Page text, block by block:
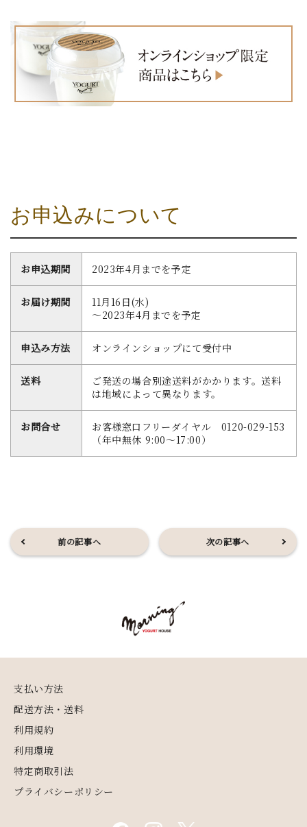
お申込みについて
お申込期間 2023年4月までを予定
お届け期間
11月16日(水)
～2023年4月までを予定
申込み方法 オンラインショップにて受付中
送料
ご発送の場合別途送料がかかります。送料
は地域によって異なります。
お問合せ
お客様窓口フリーダイヤル 0120-029-153
（年中無休 9:00～17:00）
前の記事へ 次の記事へ
支払い方法
配送方法・送料
利用規約
利用環境
特定商取引法
プライバシーポリシー